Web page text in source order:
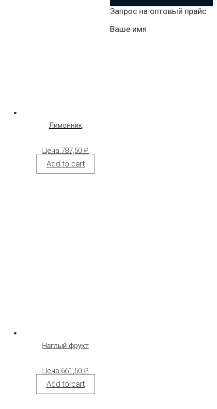
Лимонник
Цена 787,50₽
Add to cart
Наглый фрукт
Цена 661,50₽
Add to cart
Запрос на оптовый прайс
Ваше имя